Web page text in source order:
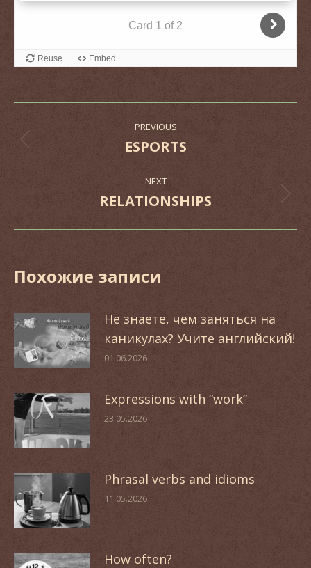
navigation
PREVIOUS
Previous
ESPORTS
NEXT
Next
RELATIONSHIPS
Похожие записи
Не знаете, чем заняться на
каникулах? Учите английский!
01.06.2026
Expressions with “work”
23.05.2026
Phrasal verbs and idioms
11.05.2026
How often?